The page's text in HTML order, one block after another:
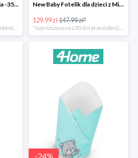
Świecznik ceramiczny Dynia -35%
*najniższa cena z 30 dni przed obniżką
New Baby Fotelik dla dzieci z Minky Cute Family -12%
129.99 zł147.99 zł*
*najniższa cena z 30 dni przed obniżką
-24%